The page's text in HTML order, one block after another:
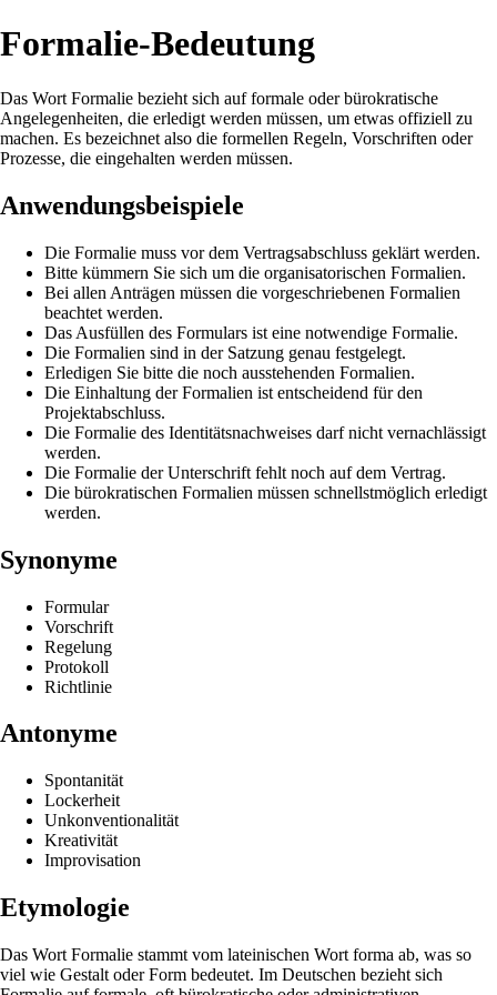
Formalie-Bedeutung
Das Wort Formalie bezieht sich auf formale oder bürokratische
Angelegenheiten, die erledigt werden müssen, um etwas offiziell zu
machen. Es bezeichnet also die formellen Regeln, Vorschriften oder
Prozesse, die eingehalten werden müssen.
Anwendungsbeispiele
Die Formalie muss vor dem Vertragsabschluss geklärt werden.
Bitte kümmern Sie sich um die organisatorischen Formalien.
Bei allen Anträgen müssen die vorgeschriebenen Formalien
beachtet werden.
Das Ausfüllen des Formulars ist eine notwendige Formalie.
Die Formalien sind in der Satzung genau festgelegt.
Erledigen Sie bitte die noch ausstehenden Formalien.
Die Einhaltung der Formalien ist entscheidend für den
Projektabschluss.
Die Formalie des Identitätsnachweises darf nicht vernachlässigt
werden.
Die Formalie der Unterschrift fehlt noch auf dem Vertrag.
Die bürokratischen Formalien müssen schnellstmöglich erledigt
werden.
Synonyme
Formular
Vorschrift
Regelung
Protokoll
Richtlinie
Antonyme
Spontanität
Lockerheit
Unkonventionalität
Kreativität
Improvisation
Etymologie
Das Wort Formalie stammt vom lateinischen Wort forma ab, was so
viel wie Gestalt oder Form bedeutet. Im Deutschen bezieht sich